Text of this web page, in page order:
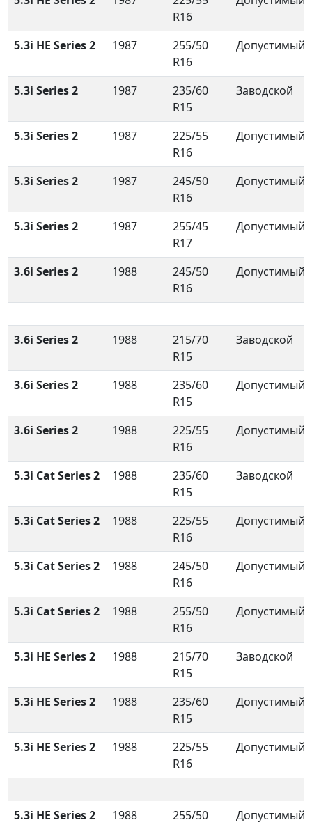
R16
5.3i HE Series 2 1987
255/50
R16
Допустимый
5.3i Series 2 1987
235/60
R15
Заводской
5.3i Series 2 1987
225/55
R16
Допустимый
5.3i Series 2 1987
245/50
R16
Допустимый
5.3i Series 2 1987
255/45
R17
Допустимый
3.6i Series 2 1988
245/50
R16
Допустимый
3.6i Series 2 1988
215/70
R15
Заводской
3.6i Series 2 1988
235/60
R15
Допустимый
3.6i Series 2 1988
225/55
R16
Допустимый
5.3i Cat Series 2 1988
235/60
R15
Заводской
5.3i Cat Series 2 1988
225/55
R16
Допустимый
5.3i Cat Series 2 1988
245/50
R16
Допустимый
5.3i Cat Series 2 1988
255/50
R16
Допустимый
5.3i HE Series 2 1988
215/70
R15
Заводской
5.3i HE Series 2 1988
235/60
R15
Допустимый
5.3i HE Series 2 1988
225/55
R16
Допустимый
5.3i HE Series 2 1988
255/50
Допустимый